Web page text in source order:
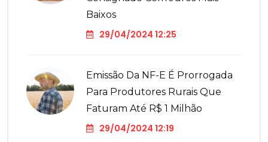
Baixos
29/04/2024 12:25
Emissão Da NF-E É Prorrogada
Para Produtores Rurais Que
Faturam Até R$ 1 Milhão
29/04/2024 12:19